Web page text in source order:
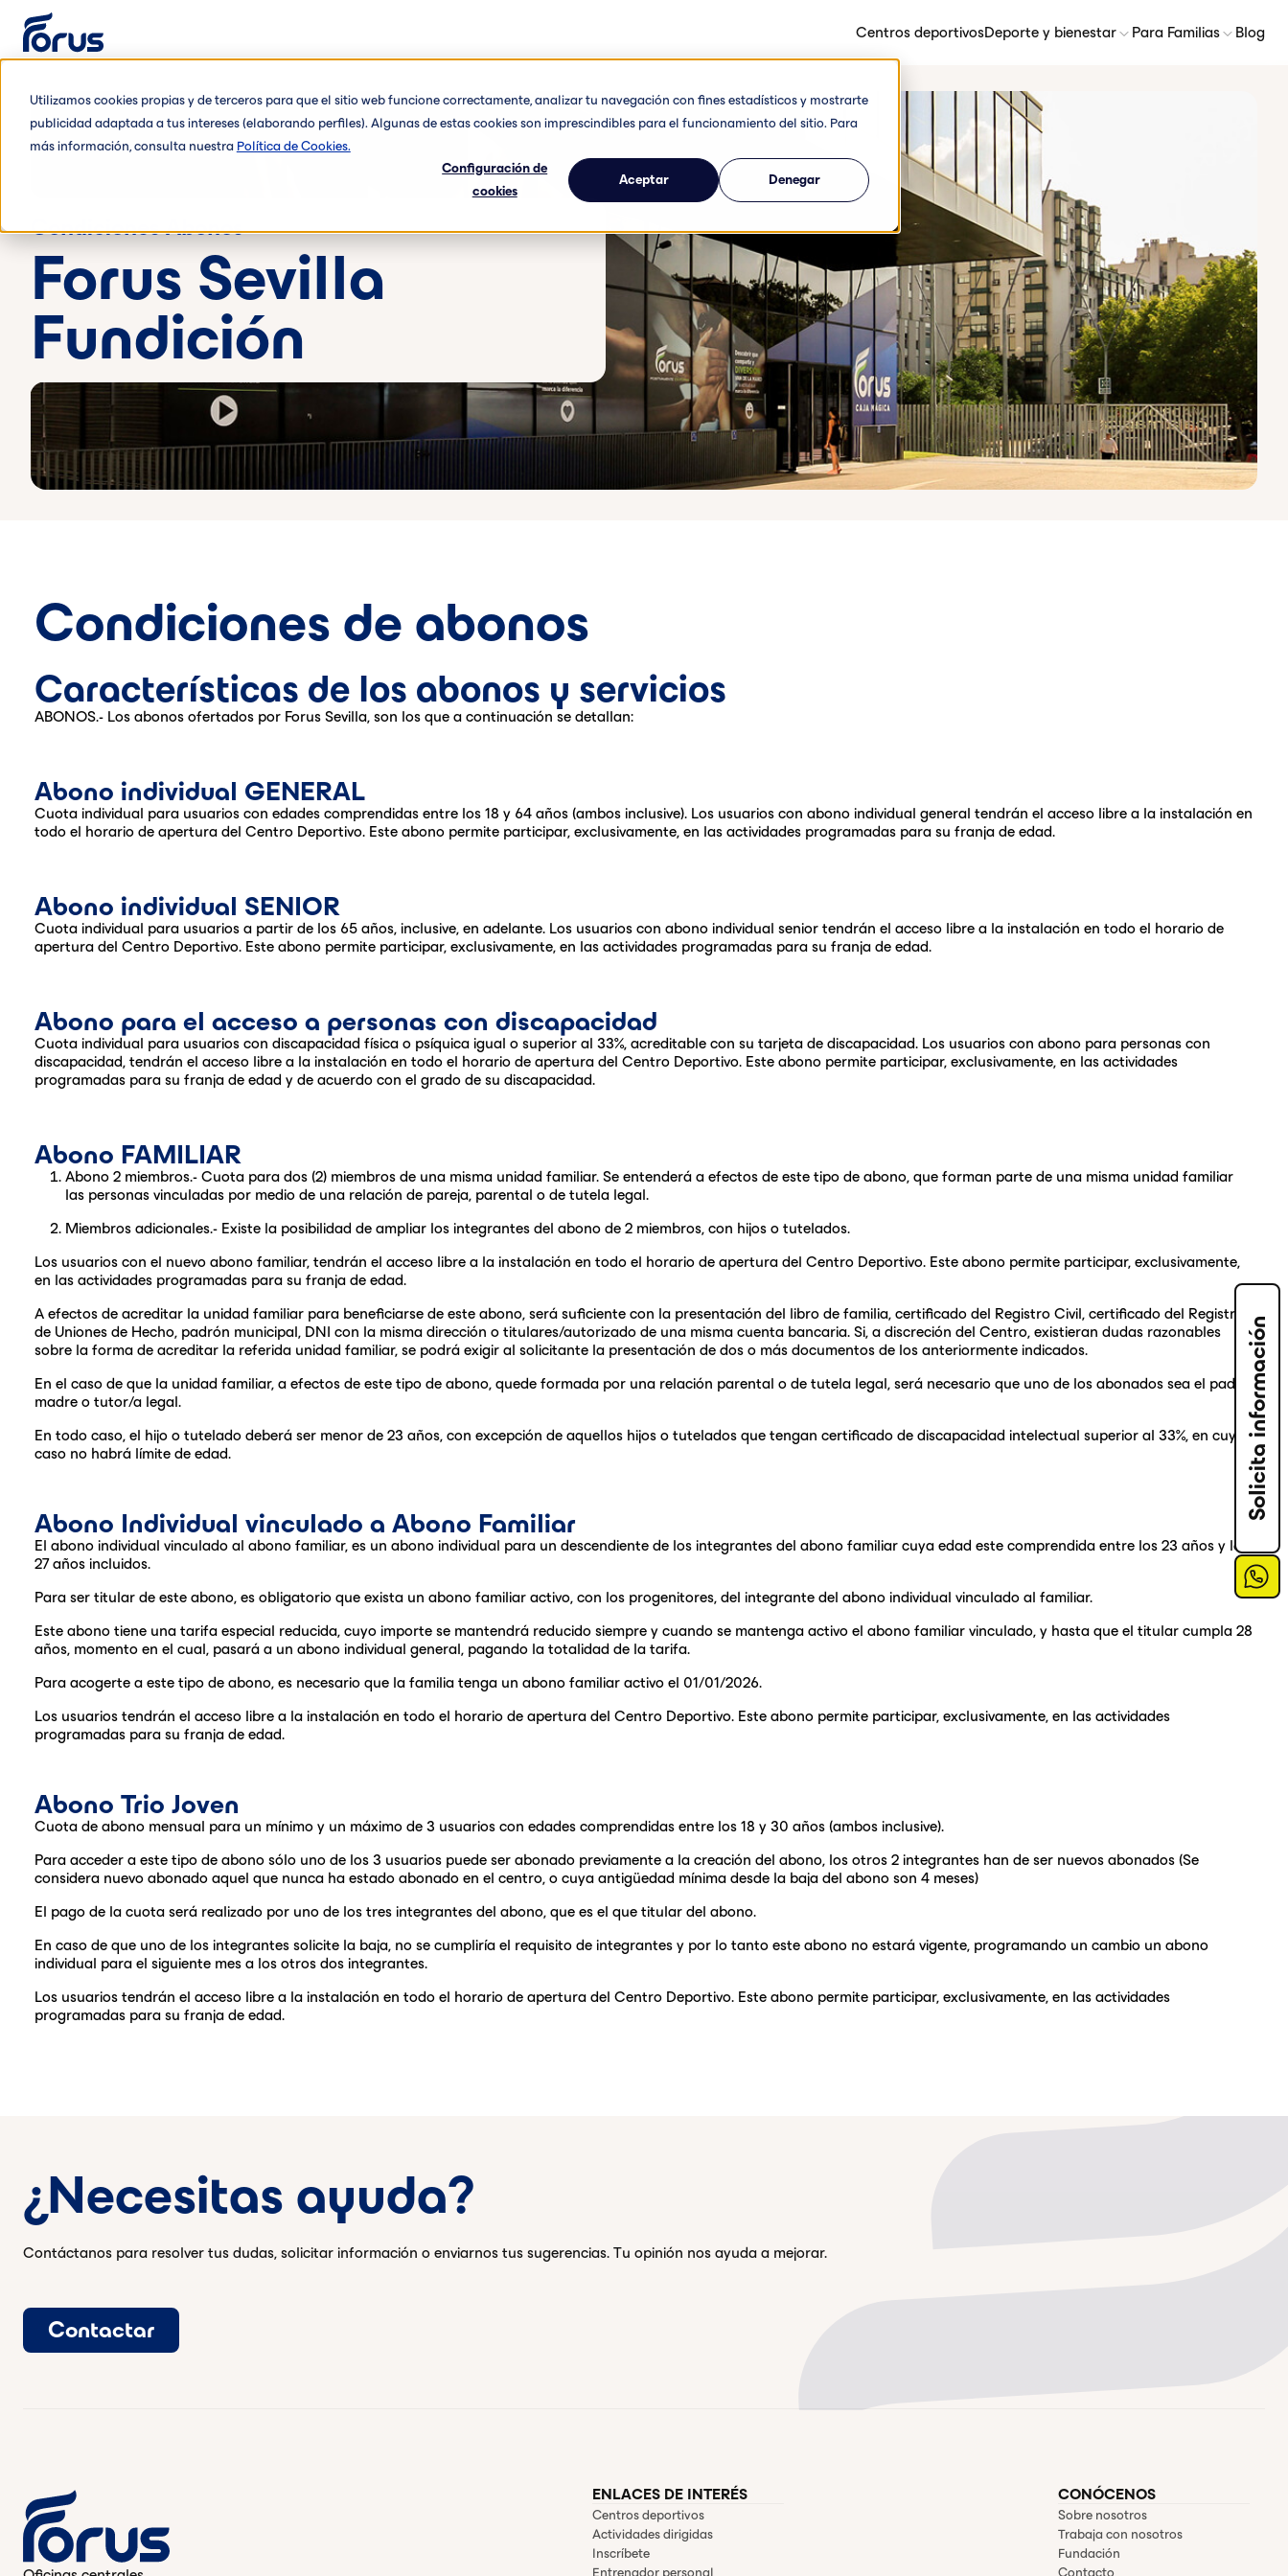
Utilizamos cookies propias y de terceros para que el sitio web funcione correctamente, analizar tu navegación con fines estadísticos y mostrarte
publicidad adaptada a tus intereses (elaborando perfiles). Algunas de estas cookies son imprescindibles para el funcionamiento del sitio. Para
más información, consulta nuestra Política de Cookies.
Configuración de
cookies
Aceptar Denegar
Centros deportivosDeporte y bienestar Para Familias Blog
Condiciones Abonos
Forus Sevilla
Fundición
Condiciones de abonos
Características de los abonos y servicios
ABONOS.- Los abonos ofertados por Forus Sevilla, son los que a continuación se detallan:
Abono individual GENERAL
Cuota individual para usuarios con edades comprendidas entre los 18 y 64 años (ambos inclusive). Los usuarios con abono individual general tendrán el acceso libre a la instalación en
todo el horario de apertura del Centro Deportivo. Este abono permite participar, exclusivamente, en las actividades programadas para su franja de edad.
Abono individual SENIOR
Cuota individual para usuarios a partir de los 65 años, inclusive, en adelante. Los usuarios con abono individual senior tendrán el acceso libre a la instalación en todo el horario de
apertura del Centro Deportivo. Este abono permite participar, exclusivamente, en las actividades programadas para su franja de edad.
Abono para el acceso a personas con discapacidad
Cuota individual para usuarios con discapacidad física o psíquica igual o superior al 33%, acreditable con su tarjeta de discapacidad. Los usuarios con abono para personas con
discapacidad, tendrán el acceso libre a la instalación en todo el horario de apertura del Centro Deportivo. Este abono permite participar, exclusivamente, en las actividades
programadas para su franja de edad y de acuerdo con el grado de su discapacidad.
Abono FAMILIAR
Abono 2 miembros.- Cuota para dos (2) miembros de una misma unidad familiar. Se entenderá a efectos de este tipo de abono, que forman parte de una misma unidad familiar
las personas vinculadas por medio de una relación de pareja, parental o de tutela legal.
Miembros adicionales.- Existe la posibilidad de ampliar los integrantes del abono de 2 miembros, con hijos o tutelados.
Los usuarios con el nuevo abono familiar, tendrán el acceso libre a la instalación en todo el horario de apertura del Centro Deportivo. Este abono permite participar, exclusivamente,
en las actividades programadas para su franja de edad.
A efectos de acreditar la unidad familiar para beneficiarse de este abono, será suficiente con la presentación del libro de familia, certificado del Registro Civil, certificado del Registro
de Uniones de Hecho, padrón municipal, DNI con la misma dirección o titulares/autorizado de una misma cuenta bancaria. Si, a discreción del Centro, existieran dudas razonables
sobre la forma de acreditar la referida unidad familiar, se podrá exigir al solicitante la presentación de dos o más documentos de los anteriormente indicados.
En el caso de que la unidad familiar, a efectos de este tipo de abono, quede formada por una relación parental o de tutela legal, será necesario que uno de los abonados sea el padre,
madre o tutor/a legal.
En todo caso, el hijo o tutelado deberá ser menor de 23 años, con excepción de aquellos hijos o tutelados que tengan certificado de discapacidad intelectual superior al 33%, en cuyo
caso no habrá límite de edad.
Abono Individual vinculado a Abono Familiar
El abono individual vinculado al abono familiar, es un abono individual para un descendiente de los integrantes del abono familiar cuya edad este comprendida entre los 23 años y los
27 años incluidos.
Para ser titular de este abono, es obligatorio que exista un abono familiar activo, con los progenitores, del integrante del abono individual vinculado al familiar.
Este abono tiene una tarifa especial reducida, cuyo importe se mantendrá reducido siempre y cuando se mantenga activo el abono familiar vinculado, y hasta que el titular cumpla 28
años, momento en el cual, pasará a un abono individual general, pagando la totalidad de la tarifa.
Para acogerte a este tipo de abono, es necesario que la familia tenga un abono familiar activo el 01/01/2026.
Los usuarios tendrán el acceso libre a la instalación en todo el horario de apertura del Centro Deportivo. Este abono permite participar, exclusivamente, en las actividades
programadas para su franja de edad.
Abono Trio Joven
Cuota de abono mensual para un mínimo y un máximo de 3 usuarios con edades comprendidas entre los 18 y 30 años (ambos inclusive).
Para acceder a este tipo de abono sólo uno de los 3 usuarios puede ser abonado previamente a la creación del abono, los otros 2 integrantes han de ser nuevos abonados (Se
considera nuevo abonado aquel que nunca ha estado abonado en el centro, o cuya antigüedad mínima desde la baja del abono son 4 meses)
El pago de la cuota será realizado por uno de los tres integrantes del abono, que es el que titular del abono.
En caso de que uno de los integrantes solicite la baja, no se cumpliría el requisito de integrantes y por lo tanto este abono no estará vigente, programando un cambio un abono
individual para el siguiente mes a los otros dos integrantes.
Los usuarios tendrán el acceso libre a la instalación en todo el horario de apertura del Centro Deportivo. Este abono permite participar, exclusivamente, en las actividades
programadas para su franja de edad.
Solicita información
¿Necesitas ayuda?
Contáctanos para resolver tus dudas, solicitar información o enviarnos tus sugerencias. Tu opinión nos ayuda a mejorar.
Contactar
ENLACES DE INTERÉS
Centros deportivos
Actividades dirigidas
Inscríbete
Entrenador personal
CONÓCENOS
Sobre nosotros
Trabaja con nosotros
Fundación
Contacto